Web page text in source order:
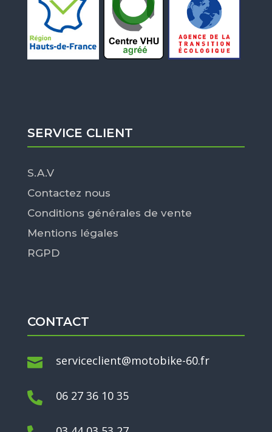
SERVICE CLIENT
S.A.V
Contactez nous
Conditions générales de vente
Mentions légales
RGPD
CONTACT
 serviceclient@motobike-60.fr
 06 27 36 10 35